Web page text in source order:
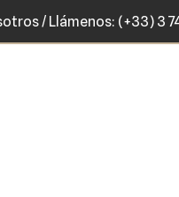
/ Llámenos: (+33) 3